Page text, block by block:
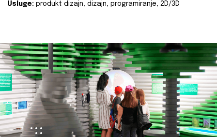
Usluge: produkt dizajn, dizajn, programiranje, 2D/3D